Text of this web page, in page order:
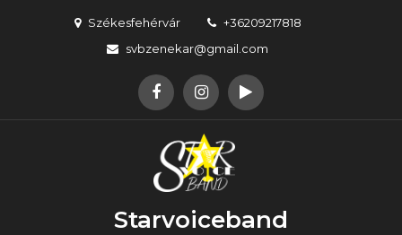
Székesfehérvár
+36209217818
svbzenekar@gmail.com
Starvoiceband